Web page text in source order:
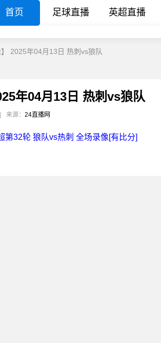
首页 足球直播 英超直播
】 2025年04月13日 热刺vs狼队
年04月13日 热刺vs狼队
来源： 24直播网
第32轮 狼队vs热刺 全场录像[有比分]